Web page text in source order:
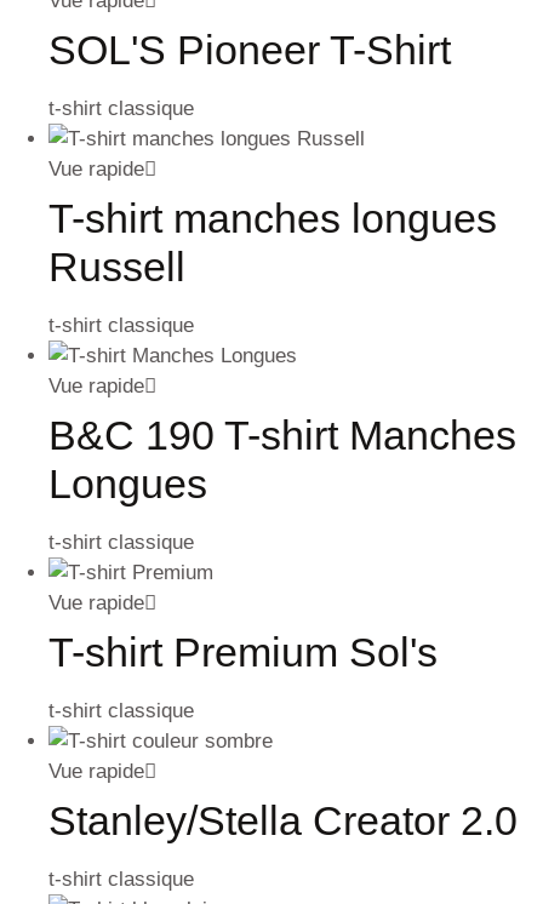
SOL'S Pioneer T-Shirt
t-shirt classique
Vue rapide
T-shirt manches longues
Russell
t-shirt classique
Vue rapide
B&C 190 T-shirt Manches
Longues
t-shirt classique
Vue rapide
T-shirt Premium Sol's
t-shirt classique
Vue rapide
Stanley/Stella Creator 2.0
t-shirt classique